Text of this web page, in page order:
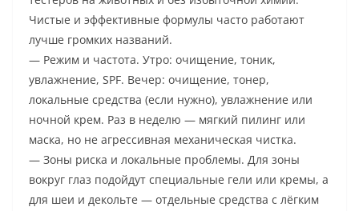
Чистые и эффективные формулы часто работают
лучше громких названий.
— Режим и частота. Утро: очищение, тоник,
увлажнение, SPF. Вечер: очищение, тонер,
локальные средства (если нужно), увлажнение или
ночной крем. Раз в неделю — мягкий пилинг или
маска, но не агрессивная механическая чистка.
— Зоны риска и локальные проблемы. Для зоны
вокруг глаз подойдут специальные гели или кремы, а
для шеи и декольте — отдельные средства с лёгким